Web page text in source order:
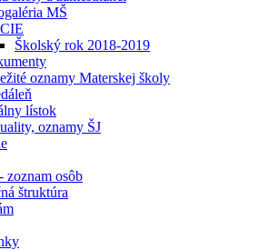
MŠ
Školský rok 2018-2019
oznamy Materskej školy
lístok
oznamy ŠJ
zoznam osôb
štruktúra